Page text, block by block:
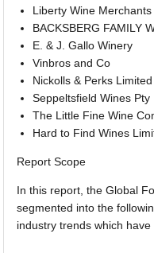
Liberty Wine Merchants
BACKSBERG FAMILY
E. & J. Gallo Winery
Vinbros and Co
Nickolls & Perks Limited
Seppeltsfield Wines Pty
The Little Fine Wine
Hard to Find Wines
Report Scope
In this report, the Global
segmented into the
industry trends which